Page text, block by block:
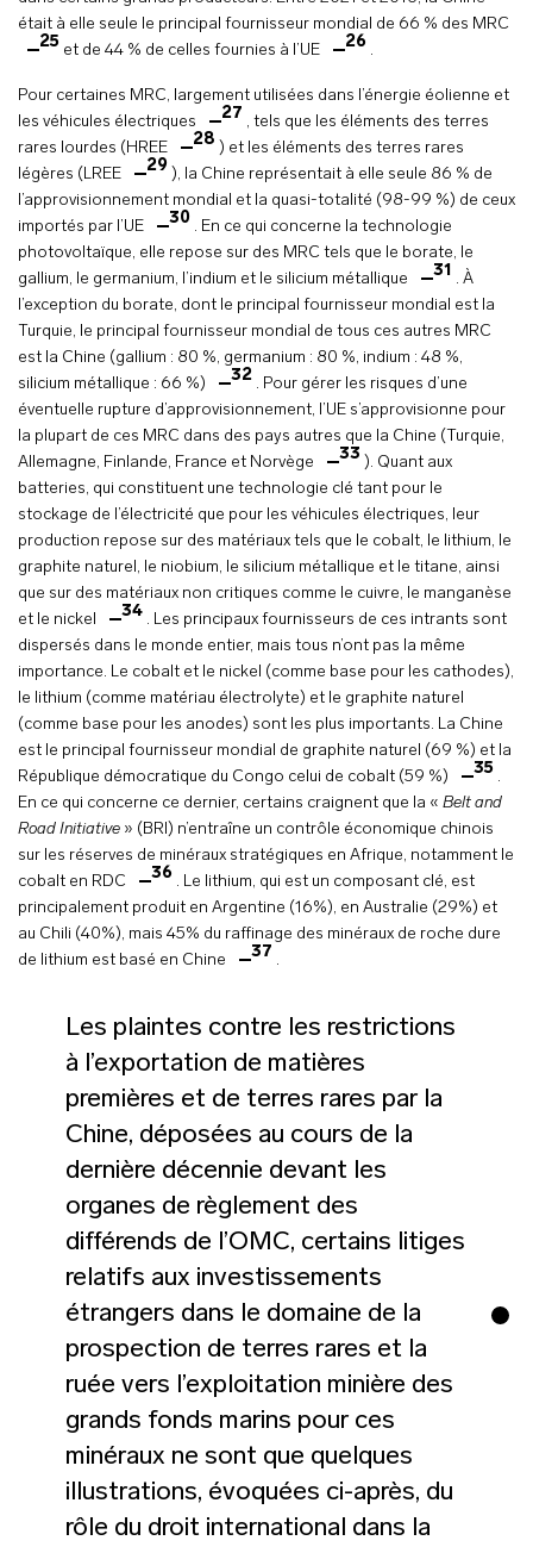
était à elle seule le principal fournisseur mondial de 66 % des MRC
25 et de 44 % de celles fournies à l’UE 26 .
Pour certaines MRC, largement utilisées dans l’énergie éolienne et
les véhicules électriques
27 , tels que les éléments des terres
rares lourdes (HREE
28 ) et les éléments des terres rares
légères (LREE
29 ), la Chine représentait à elle seule 86 % de
l’approvisionnement mondial et la quasi-totalité (98-99 %) de ceux
importés par l’UE
30 . En ce qui concerne la technologie
photovoltaïque, elle repose sur des MRC tels que le borate, le
gallium, le germanium, l’indium et le silicium métallique
31 . À
l’exception du borate, dont le principal fournisseur mondial est la
Turquie, le principal fournisseur mondial de tous ces autres MRC
est la Chine (gallium : 80 %, germanium : 80 %, indium : 48 %,
silicium métallique : 66 %)
32 . Pour gérer les risques d’une
éventuelle rupture d’approvisionnement, l’UE s’approvisionne pour
la plupart de ces MRC dans des pays autres que la Chine (Turquie,
Allemagne, Finlande, France et Norvège
33 ). Quant aux
batteries, qui constituent une technologie clé tant pour le
stockage de l’électricité que pour les véhicules électriques, leur
production repose sur des matériaux tels que le cobalt, le lithium, le
graphite naturel, le niobium, le silicium métallique et le titane, ainsi
que sur des matériaux non critiques comme le cuivre, le manganèse
et le nickel
34 . Les principaux fournisseurs de ces intrants sont
dispersés dans le monde entier, mais tous n’ont pas la même
importance. Le cobalt et le nickel (comme base pour les cathodes),
le lithium (comme matériau électrolyte) et le graphite naturel
(comme base pour les anodes) sont les plus importants. La Chine
est le principal fournisseur mondial de graphite naturel (69 %) et la
République démocratique du Congo celui de cobalt (59 %)
35 .
En ce qui concerne ce dernier, certains craignent que la « Belt and
Road Initiative » (BRI) n’entraîne un contrôle économique chinois
sur les réserves de minéraux stratégiques en Afrique, notamment le
cobalt en RDC
36 . Le lithium, qui est un composant clé, est
principalement produit en Argentine (16%), en Australie (29%) et
au Chili (40%), mais 45% du raffinage des minéraux de roche dure
de lithium est basé en Chine
37 .
Les plaintes contre les restrictions
à l’exportation de matières
premières et de terres rares par la
Chine, déposées au cours de la
dernière décennie devant les
organes de règlement des
différends de l’OMC, certains litiges
relatifs aux investissements
étrangers dans le domaine de la
prospection de terres rares et la
ruée vers l’exploitation minière des
grands fonds marins pour ces
minéraux ne sont que quelques
illustrations, évoquées ci-après, du
rôle du droit international dans la